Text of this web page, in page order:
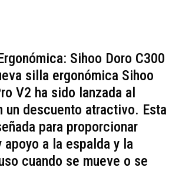
Sihoo Doro C300
silla ergonómica Sihoo
V2 ha sido lanzada al
un descuento atractivo. Esta
para proporcionar
apoyo a la espalda y la
cuando se mueve o se